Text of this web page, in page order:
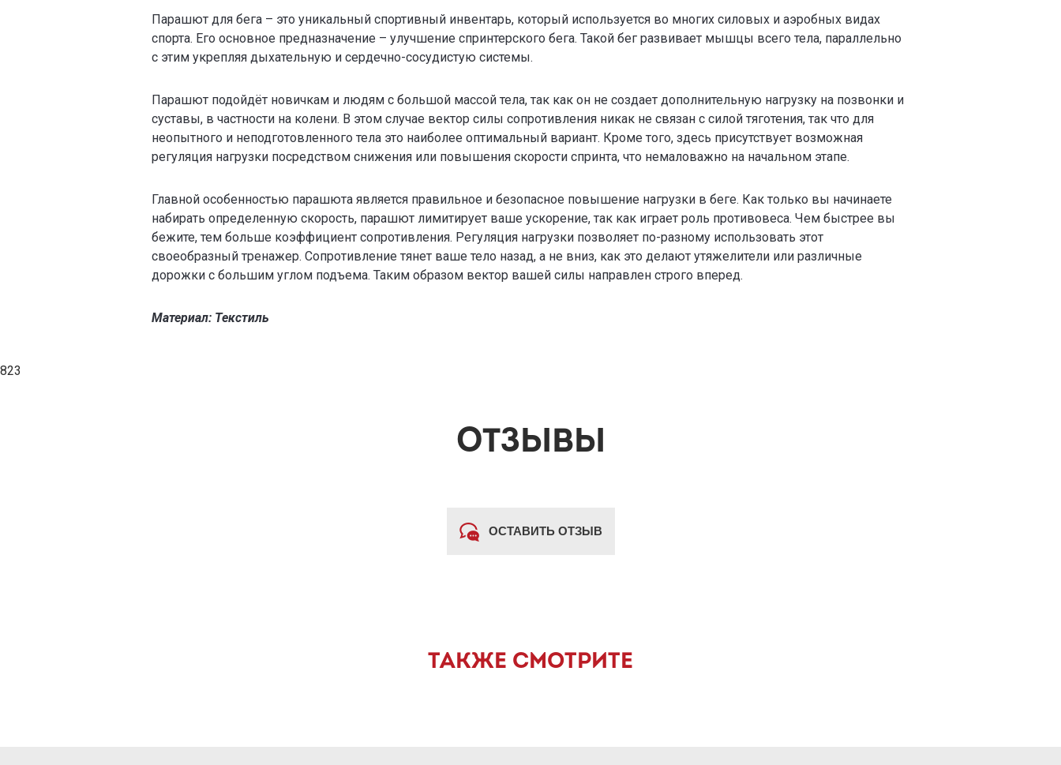
Парашют для бега – это уникальный спортивный инвентарь, который используется во многих силовых и аэробных видах
спорта. Его основное предназначение – улучшение спринтерского бега. Такой бег развивает мышцы всего тела, параллельно
с этим укрепляя дыхательную и сердечно-сосудистую системы.
Парашют подойдёт новичкам и людям с большой массой тела, так как он не создает дополнительную нагрузку на позвонки и
суставы, в частности на колени. В этом случае вектор силы сопротивления никак не связан с силой тяготения, так что для
неопытного и неподготовленного тела это наиболее оптимальный вариант. Кроме того, здесь присутствует возможная
регуляция нагрузки посредством снижения или повышения скорости спринта, что немаловажно на начальном этапе.
Главной особенностью парашюта является правильное и безопасное повышение нагрузки в беге. Как только вы начинаете
набирать определенную скорость, парашют лимитирует ваше ускорение, так как играет роль противовеса. Чем быстрее вы
бежите, тем больше коэффициент сопротивления. Регуляция нагрузки позволяет по-разному использовать этот
своеобразный тренажер. Сопротивление тянет ваше тело назад, а не вниз, как это делают утяжелители или различные
дорожки с большим углом подъема. Таким образом вектор вашей силы направлен строго вперед.
Материал: Текстиль
823
ОТЗЫВЫ
ОСТАВИТЬ ОТЗЫВ
ТАКЖЕ СМОТРИТЕ